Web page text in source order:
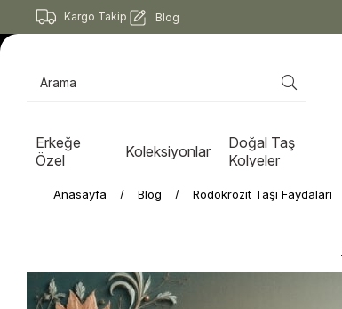
Kargo Takip Blog
Erkeğe
Özel
Koleksiyonlar
Doğal Taş
Kolyeler
Anasayfa Blog Rodokrozit Taşı Faydaları